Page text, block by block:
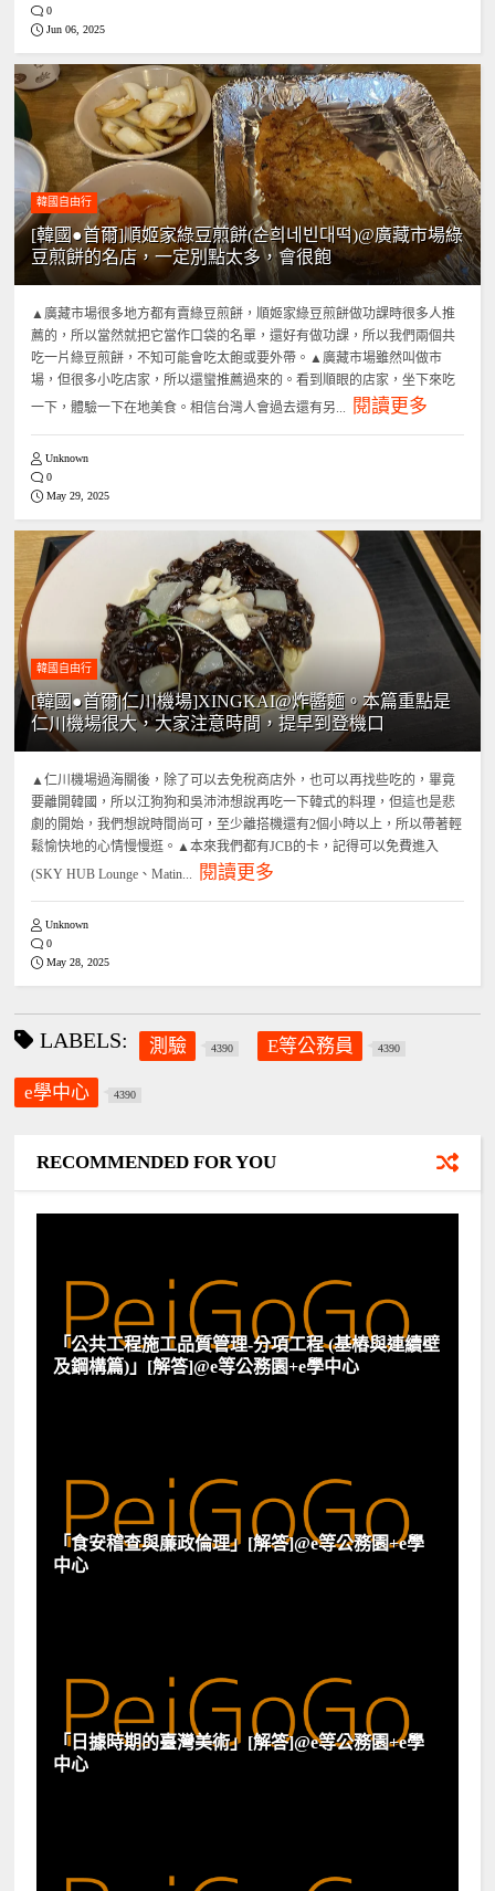
0
Jun 06, 2025
韓國自由行
[韓國●首爾]順姬家綠豆煎餅(순희네빈대떡)@廣藏市場綠
豆煎餅的名店，一定別點太多，會很飽
▲廣藏市場很多地方都有賣綠豆煎餅，順姬家綠豆煎餅做功課時很多人推
薦的，所以當然就把它當作口袋的名單，還好有做功課，所以我們兩個共
吃一片綠豆煎餅，不知可能會吃太飽或要外帶。▲廣藏市場雖然叫做市
場，但很多小吃店家，所以還蠻推薦過來的。看到順眼的店家，坐下來吃
一下，體驗一下在地美食。相信台灣人會過去還有另...
閱讀更多
Unknown
0
May 29, 2025
韓國自由行
[韓國●首爾|仁川機場]XINGKAI@炸醬麵。本篇重點是
仁川機場很大，大家注意時間，提早到登機口
▲仁川機場過海關後，除了可以去免稅商店外，也可以再找些吃的，畢竟
要離開韓國，所以江狗狗和吳沛沛想說再吃一下韓式的料理，但這也是悲
劇的開始，我們想說時間尚可，至少離搭機還有2個小時以上，所以帶著輕
鬆愉快地的心情慢慢逛。▲本來我們都有JCB的卡，記得可以免費進入
(SKY HUB Lounge、Matin...
閱讀更多
Unknown
0
May 28, 2025
LABELS: 測驗 4390 E等公務員 4390
e學中心 4390
RECOMMENDED FOR YOU
「公共工程施工品質管理-分項工程 (基樁與連續壁
及鋼構篇)」[解答]@e等公務園+e學中心
「食安稽查與廉政倫理」[解答]@e等公務園+e學
中心
「日據時期的臺灣美術」[解答]@e等公務園+e學
中心